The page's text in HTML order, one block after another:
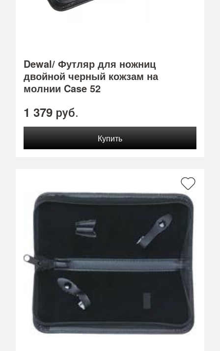
Dewal/ Футляр для ножниц
двойной черный кожзам на
молнии Case 52
1 379 руб.